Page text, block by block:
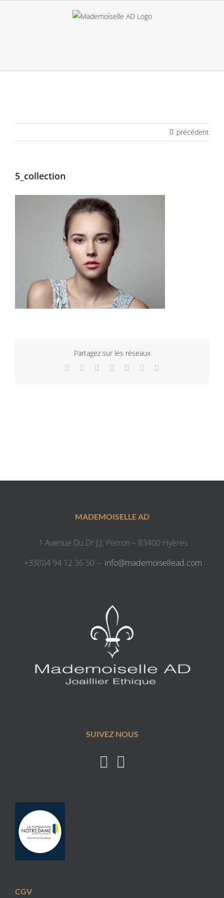
précédent
5_collection
Partagez sur les réseaux
Facebook
TwitterLinkedInWhatsApp
TumblrPinterest
MADEMOISELLE AD
1 Avenue Du Dr J.J. Perron – 83400 Hyères
+33(0)4 94 12 36 50 – info@mademoisellead.com
SUIVEZ NOUS
CGV